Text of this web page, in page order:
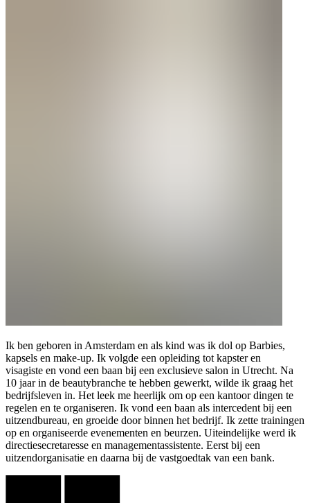
Ik ben geboren in Amsterdam en als kind was ik dol op Barbies,
kapsels en make-up. Ik volgde een opleiding tot kapster en
visagiste en vond een baan bij een exclusieve salon in Utrecht. Na
10 jaar in de beautybranche te hebben gewerkt, wilde ik graag het
bedrijfsleven in. Het leek me heerlijk om op een kantoor dingen te
regelen en te organiseren. Ik vond een baan als intercedent bij een
uitzendbureau, en groeide door binnen het bedrijf. Ik zette trainingen
op en organiseerde evenementen en beurzen. Uiteindelijke werd ik
directiesecretaresse en managementassistente. Eerst bij een
uitzendorganisatie en daarna bij de vastgoedtak van een bank.